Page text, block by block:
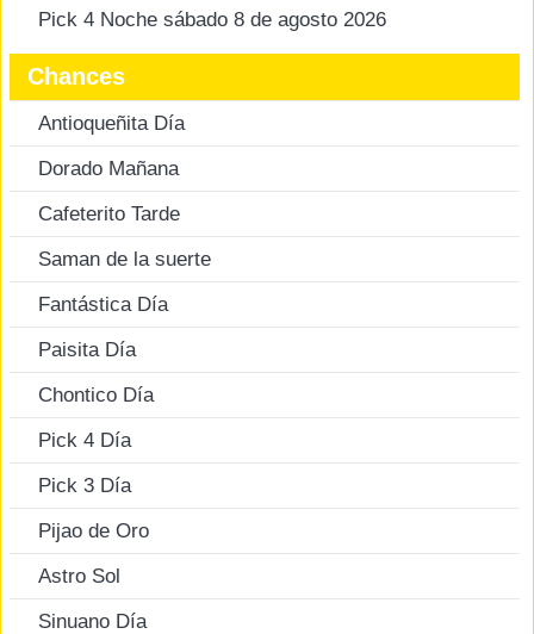
Pick 4 Noche sábado 8 de agosto 2026
Chances
Antioqueñita Día
Dorado Mañana
Cafeterito Tarde
Saman de la suerte
Fantástica Día
Paisita Día
Chontico Día
Pick 4 Día
Pick 3 Día
Pijao de Oro
Astro Sol
Sinuano Día